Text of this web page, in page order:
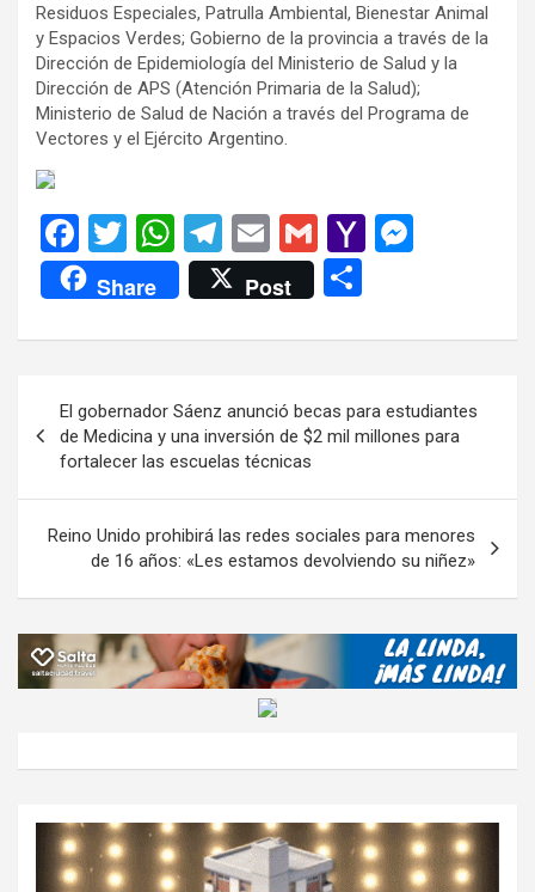
Residuos Especiales, Patrulla Ambiental, Bienestar Animal
y Espacios Verdes; Gobierno de la provincia a través de la
Dirección de Epidemiología del Ministerio de Salud y la
Dirección de APS (Atención Primaria de la Salud);
Ministerio de Salud de ⁠Nación a través del Programa de
Vectores y el Ejército Argentino.
F
a
ce
b
o
k
T
wi
tt
er
W
h
at
s
p
p
T
el
e
gr
m
E
m
ail
G
m
ail
Y
o
M
n
er
Share Post
m
ar
de
entradas
El gobernador Sáenz anunció becas para estudiantes
de Medicina y una inversión de $2 mil millones para
fortalecer las escuelas técnicas
Reino Unido prohibirá las redes sociales para menores
de 16 años: «Les estamos devolviendo su niñez»